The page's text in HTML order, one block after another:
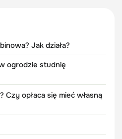
Jak działa?
ogrodzie studnię
opłaca się mieć własną